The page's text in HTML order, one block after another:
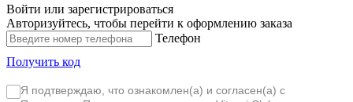
Войти или зарегистрироваться
Авторизуйтесь, чтобы перейти к оформлению заказа
Телефон
Получить код
Я подтверждаю, что ознакомлен(а) и согласен(а) с